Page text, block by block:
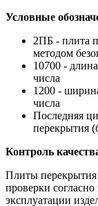
Условные
2ПБ - плита
методом
10700 -
числа
1200 -
числа
Последняя
перекрытия
Контроль
Плиты перекрытия
проверки
эксплуатации